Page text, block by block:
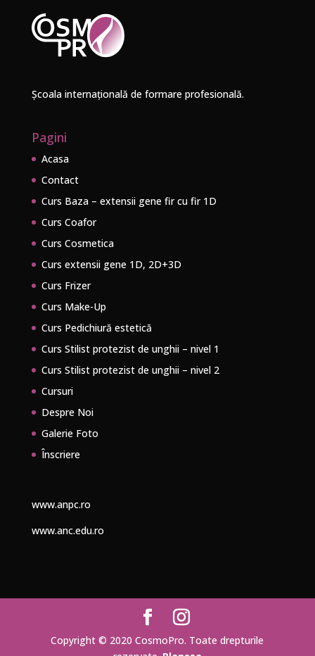
Școala internațională de formare profesională.
Pagini
Acasa
Contact
Curs Baza – extensii gene fir cu fir 1D
Curs Coafor
Curs Cosmetica
Curs extensii gene 1D, 2D+3D
Curs Frizer
Curs Make-Up
Curs Pedichiură estetică
Curs Stilist protezist de unghii – nivel 1
Curs Stilist protezist de unghii – nivel 2
Cursuri
Despre Noi
Galerie Foto
Înscriere
www.anpc.ro
www.anc.edu.ro
Copyright © 2020 CosmoPro. Toate drepturile